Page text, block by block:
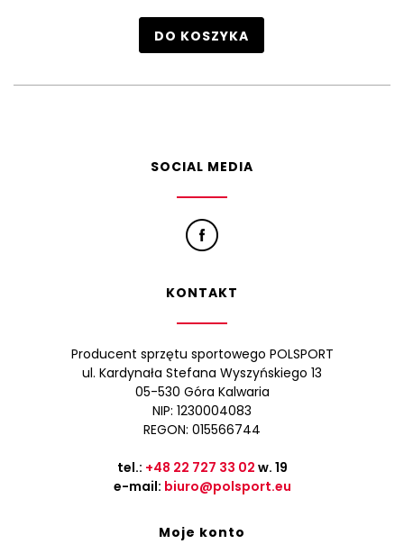
DO KOSZYKA
SOCIAL MEDIA
KONTAKT
Producent sprzętu sportowego POLSPORT
ul. Kardynała Stefana Wyszyńskiego 13
05-530 Góra Kalwaria
NIP: 1230004083
REGON: 015566744
tel.: +48 22 727 33 02 w. 19
e-mail: biuro@polsport.eu
Moje konto